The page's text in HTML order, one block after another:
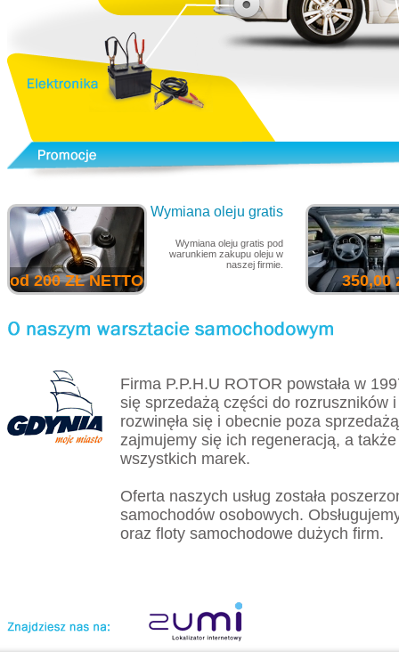
od 200 ZŁ NETTO
Wymiana oleju gratis
Wymiana oleju gratis pod
warunkiem zakupu oleju w
naszej firmie.
350,00
Firma P.P.H.U ROTOR powstała w
się sprzedażą części do rozruszników
rozwinęła się i obecnie poza
zajmujemy się ich regeneracją, a
wszystkich marek.
Oferta naszych usług została
samochodów osobowych.
oraz floty samochodowe dużych firm.